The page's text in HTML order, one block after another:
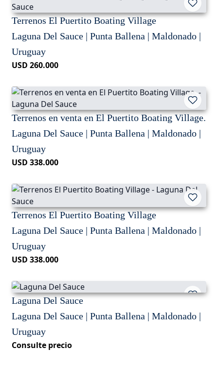
Terrenos El Puertito Boating Village
Laguna Del Sauce | Punta Ballena | Maldonado |
Uruguay
USD 260.000
Terrenos en venta en El Puertito Boating Village.
Laguna Del Sauce | Punta Ballena | Maldonado |
Uruguay
USD 338.000
Terrenos El Puertito Boating Village
Laguna Del Sauce | Punta Ballena | Maldonado |
Uruguay
USD 338.000
Laguna Del Sauce
Laguna Del Sauce | Punta Ballena | Maldonado |
Uruguay
Consulte precio